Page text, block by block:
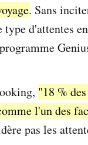
. Sans
type d'attentes
"18 %
l'un des
pas les